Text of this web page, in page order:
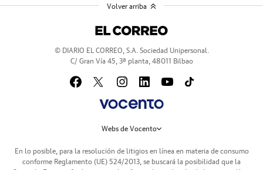
© DIARIO EL CORREO, S.A. Sociedad Unipersonal.
C/ Gran Vía 45, 3ª planta, 48011 Bilbao
Webs de Vocento
En lo posible, para la resolución de litigios en línea en materia de consumo
conforme Reglamento (UE) 524/2013, se buscará la posibilidad que la
Volver arriba